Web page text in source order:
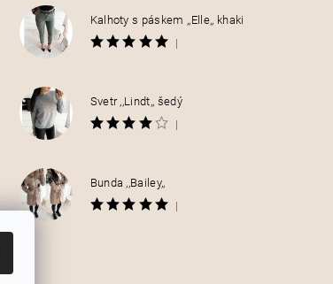
Kalhoty s páskem ,,Elle,, khaki
|
Svetr ,,Lindt,, šedý
|
Bunda ,,Bailey,,
|